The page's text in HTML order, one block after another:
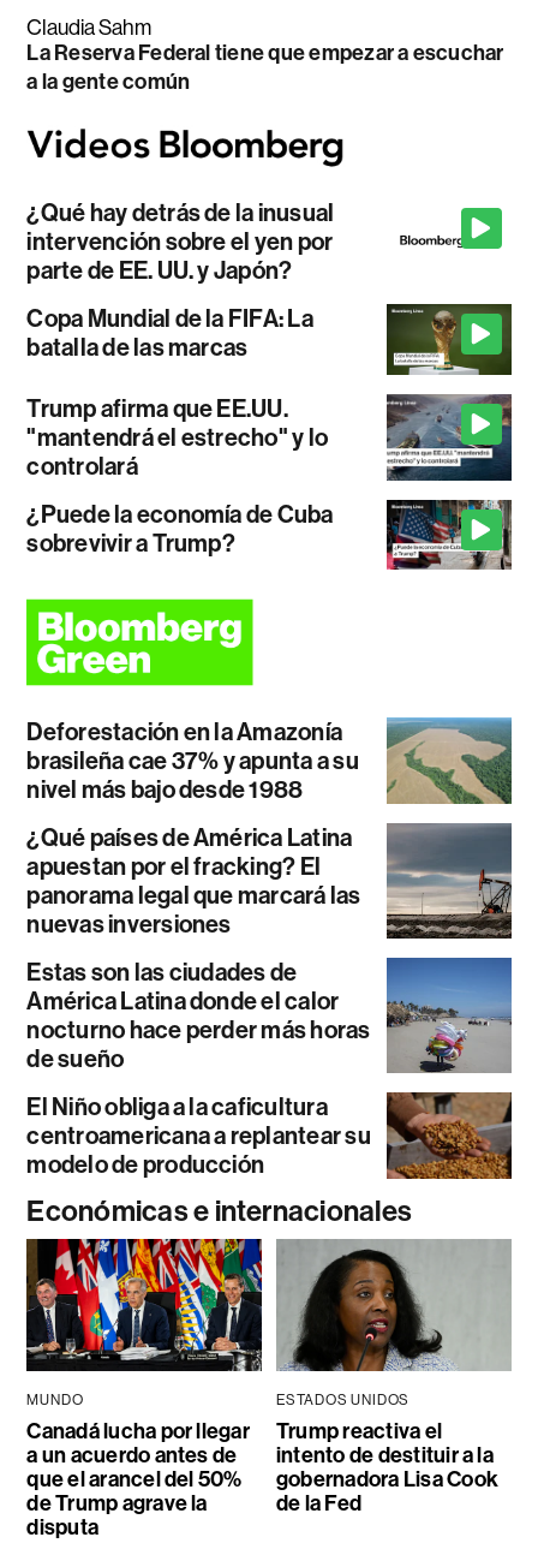
Claudia Sahm
La Reserva Federal tiene que empezar a escuchar
a la gente común
¿Qué hay detrás de la inusual
intervención sobre el yen por
parte de EE. UU. y Japón?
Copa Mundial de la FIFA: La
batalla de las marcas
Trump afirma que EE.UU.
"mantendrá el estrecho" y lo
controlará
¿Puede la economía de Cuba
sobrevivir a Trump?
Deforestación en la Amazonía
brasileña cae 37% y apunta a su
nivel más bajo desde 1988
¿Qué países de América Latina
apuestan por el fracking? El
panorama legal que marcará las
nuevas inversiones
Estas son las ciudades de
América Latina donde el calor
nocturno hace perder más horas
de sueño
El Niño obliga a la caficultura
centroamericana a replantear su
modelo de producción
Económicas e internacionales
MUNDO
Canadá lucha por llegar
a un acuerdo antes de
que el arancel del 50%
de Trump agrave la
disputa
ESTADOS UNIDOS
Trump reactiva el
intento de destituir a la
gobernadora Lisa Cook
de la Fed